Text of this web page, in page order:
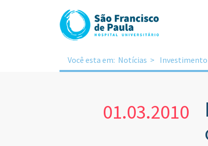
Você esta em: Notícias Investimento
01.03.2010